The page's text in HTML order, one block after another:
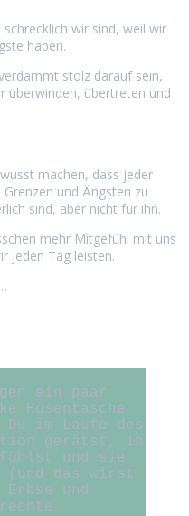
wir sind, weil wir
haben.
stolz darauf sein,
überwinden, übertreten und
machen, dass jeder
und Ängsten zu
sind, aber nicht für ihn.
mehr Mitgefühl mit uns
jeden Tag leisten.
ein paar
Hosentasche
Du im Laufe des
gerätst, in
fühlst und sie
(und das wirst
und